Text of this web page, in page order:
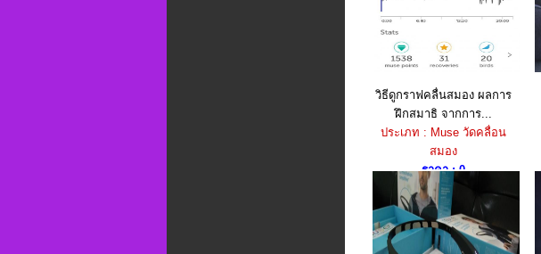
วิธีดูกราฟคลื่นสมอง ผลการ
ฝึกสมาธิ จากการ...
ประเภท : Muse วัดคลื่อน
สมอง
ราคา : 0